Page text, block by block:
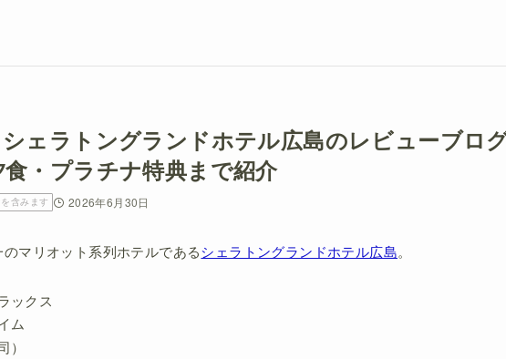
シェラトングランドホテル広島のレビューブロ
・プラチナ特典まで紹介
含みます 2026年6月30日
マリオット系列ホテルであるシェラトングランドホテル広島。
ックス
ム
）